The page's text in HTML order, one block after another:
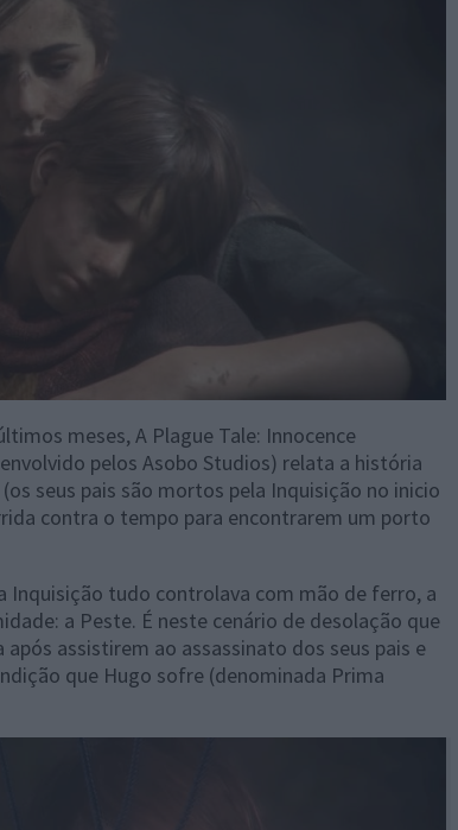
meses, A Plague Tale: Innocence
pelos Asobo Studios) relata a história
seus pais são mortos pela Inquisição no inicio
contra o tempo para encontrarem um porto
Inquisição tudo controlava com mão de ferro, a
a Peste. É neste cenário de desolação que
assistirem ao assassinato dos seus pais e
que Hugo sofre (denominada Prima